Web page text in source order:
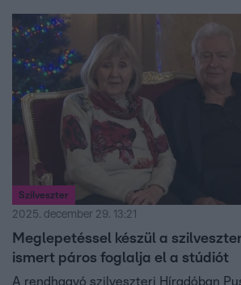
Szilveszter
2025. december 29. 13:21
Meglepetéssel készül a
ismert páros foglalja el a stúdiót
A rendhagyó szilveszteri Híradóban